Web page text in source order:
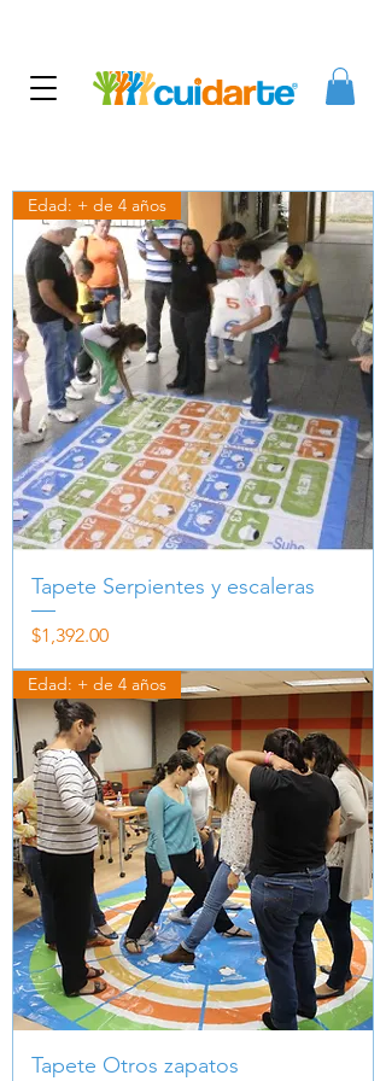
Edad: + de 4 años
Tapete Serpientes y escaleras
Precio
$1,392.00
Edad: + de 4 años
Tapete Otros zapatos